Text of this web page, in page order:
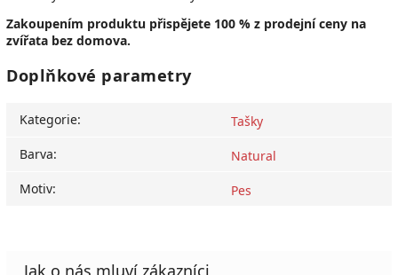
Zakoupením produktu přispějete 100 % z prodejní ceny na
zvířata bez domova.
Doplňkové parametry
Kategorie:
Tašky
Barva:
Natural
Motiv: Pes